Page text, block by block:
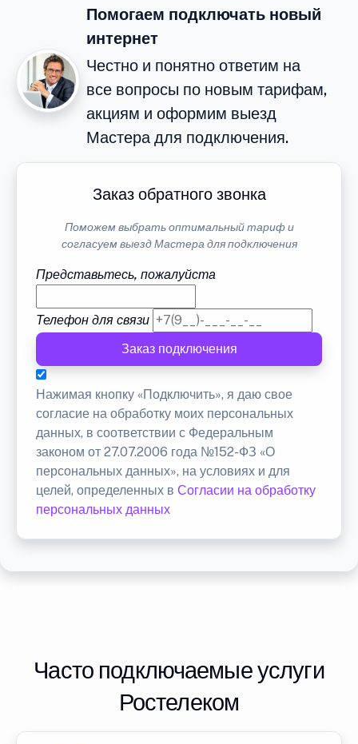
Помогаем подключать новый
интернет
Честно и понятно ответим на
все вопросы по новым тарифам,
акциям и оформим выезд
Мастера для подключения.
Заказ обратного звонка
Поможем выбрать оптимальный тариф и
согласуем выезд Мастера для подключения
Представьтесь, пожалуйста
Телефон для связи
Заказ подключения
Нажимая кнопку «Подключить», я даю свое
согласие на обработку моих персональных
данных, в соответствии с Федеральным
законом от 27.07.2006 года №152-ФЗ «О
персональных данных», на условиях и для
целей, определенных в Согласии на обработку
персональных данных
Часто подключаемые услуги
Ростелеком